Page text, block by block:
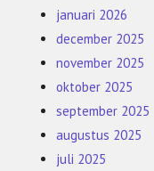
januari 2026
december 2025
november 2025
oktober 2025
september 2025
augustus 2025
juli 2025